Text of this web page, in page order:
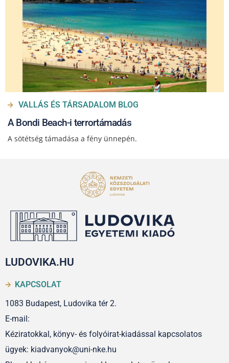
VALLÁS ÉS TÁRSADALOM BLOG
A Bondi Beach-i terrortámadás
A sötétség támadása a fény ünnepén.
LUDOVIKA.HU
KAPCSOLAT
1083 Budapest, Ludovika tér 2.
E-mail:
Kéziratokkal, könyv- és folyóirat-kiadással kapcsolatos
ügyek: kiadvanyok@uni-nke.hu